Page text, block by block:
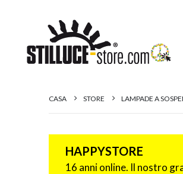
CASA STORE LAMPADE A
HAPPYSTORE
16 anni online. Il nostro